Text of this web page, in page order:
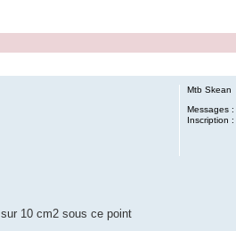
Mtb Skean
Messages :
Inscription :
10 cm2 sous ce point